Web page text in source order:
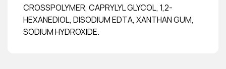
CROSSPOLYMER, CAPRYLYL GLYCOL, 1,2-
HEXANEDIOL, DISODIUM EDTA, XANTHAN GUM,
SODIUM HYDROXIDE.